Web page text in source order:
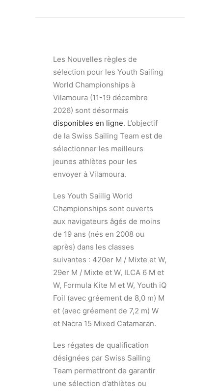
Les Nouvelles règles de
sélection pour les Youth Sailing
World Championships à
Vilamoura (11-19 décembre
2026) sont désormais
disponibles en ligne. L’objectif
de la Swiss Sailing Team est de
sélectionner les meilleurs
jeunes athlètes pour les
envoyer à Vilamoura.
Les Youth Saiilig World
Championships sont ouverts
aux navigateurs âgés de moins
de 19 ans (nés en 2008 ou
après) dans les classes
suivantes : 420er M / Mixte et W,
29er M / Mixte et W, ILCA 6 M et
W, Formula Kite M et W, Youth iQ
Foil (avec gréement de 8,0 m) M
et (avec gréement de 7,2 m) W
et Nacra 15 Mixed Catamaran.
Les régates de qualification
désignées par Swiss Sailing
Team permettront de garantir
une sélection d’athlètes ou